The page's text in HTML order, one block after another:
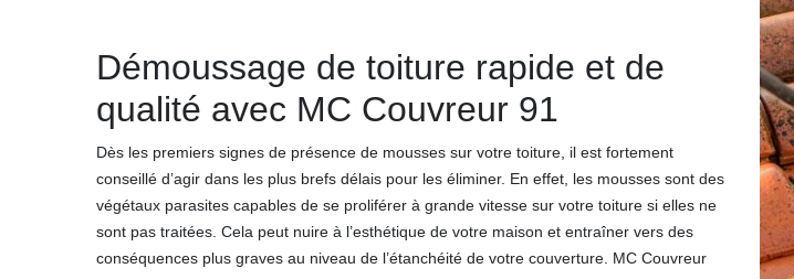
Démoussage de toiture rapide et de
qualité avec MC Couvreur 91
Dès les premiers signes de présence de mousses sur votre toiture, il est fortement
conseillé d’agir dans les plus brefs délais pour les éliminer. En effet, les mousses sont des
végétaux parasites capables de se proliférer à grande vitesse sur votre toiture si elles ne
sont pas traitées. Cela peut nuire à l’esthétique de votre maison et entraîner vers des
conséquences plus graves au niveau de l’étanchéité de votre couverture. MC Couvreur